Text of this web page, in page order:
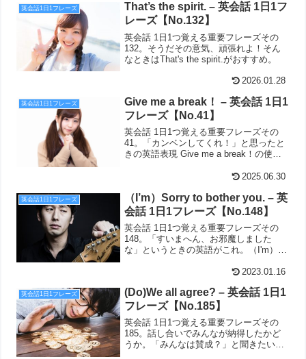
英会話1日1フレーズ
That’s the spirit. – 英会話 1日1フ
レーズ【No.132】
英会話 1日1つ覚える重要フレーズその
132。そうだその意気、頑張れよ！そん
なときはThat's the spirit.がおすすめ。
2026.01.28
英会話1日1フレーズ
Give me a break！ – 英会話 1日1
フレーズ【No.41】
英会話 1日1つ覚える重要フレーズその
41。「カンベンしてくれ！」と思ったと
きの英語表現 Give me a break！の使い
2025.06.30
英会話1日1フレーズ
（I’m）Sorry to bother you. – 英
会話 1日1フレーズ【No.148】
英会話 1日1つ覚える重要フレーズその
148。「すいまへん、お邪魔しました
な」というときの英語がこれ。（I'm）
2023.01.16
英会話1日1フレーズ
(Do)We all agree? – 英会話 1日1
フレーズ【No.185】
英会話 1日1つ覚える重要フレーズその
185。話し合いでみんなが納得したかど
うか。「みんなは賛成？」と聞きたいと